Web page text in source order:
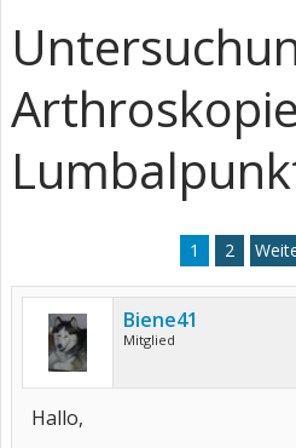
1 2
Biene41
Mitglied
Hallo,